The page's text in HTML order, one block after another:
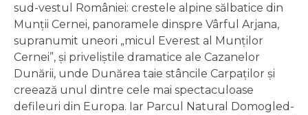
sud-vestul României: crestele alpine sălbatice din
Munții Cernei, panoramele dinspre Vârful Arjana,
supranumit uneori „micul Everest al Munților
Cernei”, și priveliștile dramatice ale Cazanelor
Dunării, unde Dunărea taie stâncile Carpaților și
creează unul dintre cele mai spectaculoase
defileuri din Europa. Iar Parcul Natural Domogled-